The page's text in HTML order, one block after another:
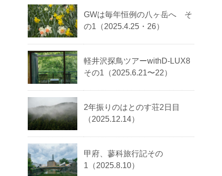
GWは毎年恒例の八ヶ岳へ そ
の1（2025.4.25・26）
軽井沢探鳥ツアーwithD-LUX8
その1（2025.6.21〜22）
2年振りのはとのす荘2日目
（2025.12.14）
甲府、蓼科旅行記その
1（2025.8.10）